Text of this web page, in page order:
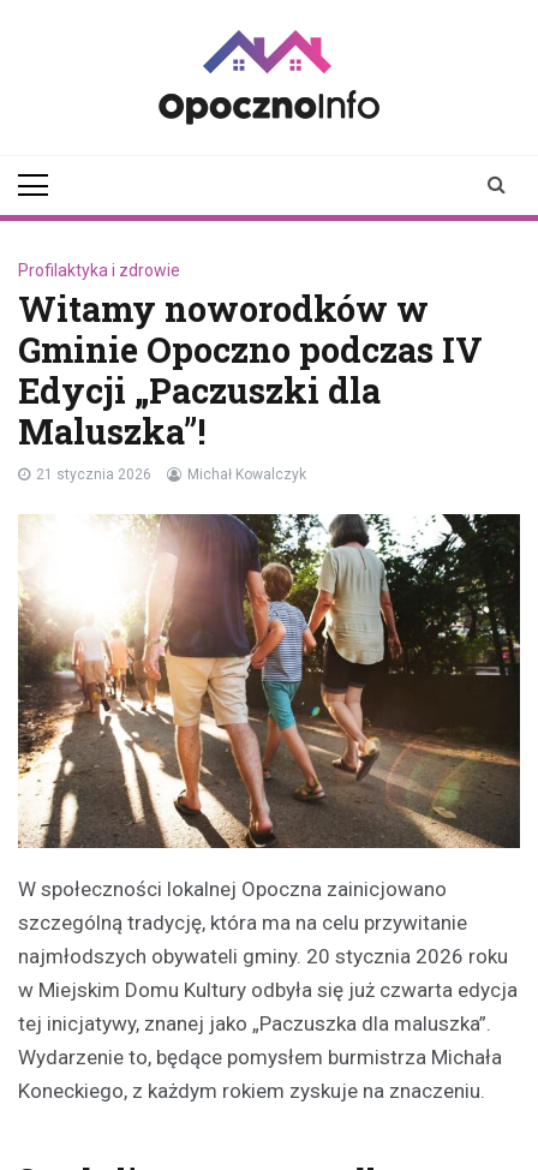
Profilaktyka i zdrowie
Witamy noworodków w
Gminie Opoczno podczas IV
Edycji „Paczuszki dla
Maluszka”!
21 stycznia 2026 Michał Kowalczyk
W społeczności lokalnej Opoczna zainicjowano
szczególną tradycję, która ma na celu przywitanie
najmłodszych obywateli gminy. 20 stycznia 2026 roku
w Miejskim Domu Kultury odbyła się już czwarta edycja
tej inicjatywy, znanej jako „Paczuszka dla maluszka”.
Wydarzenie to, będące pomysłem burmistrza Michała
Koneckiego, z każdym rokiem zyskuje na znaczeniu.